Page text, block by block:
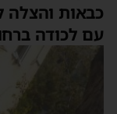
כבאות והצלה
עם לכודה